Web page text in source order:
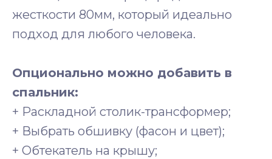
жесткости 80мм, который идеально
подход для любого человека.
Опционально можно добавить в
спальник:
+ Раскладной столик-трансформер;
+ Выбрать обшивку (фасон и цвет);
+ Обтекатель на крышу;